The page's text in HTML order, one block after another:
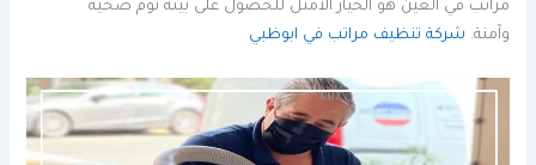
مراتب في العين هو الخيار الأمثل للحصول على بيئة نوم صحية
وآمنة. شركة تنظيف مراتب في ابوظبي